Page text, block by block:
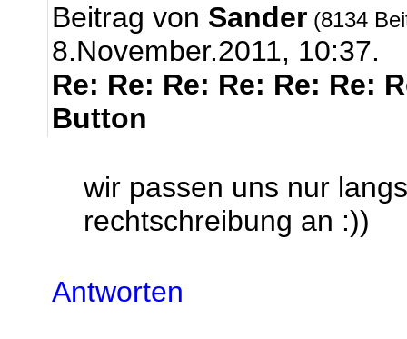
Beitrag von Sander (8134
8.November.2011, 10:37.
Re: Re: Re: Re: Re: Re:
Button
wir passen uns nur
rechtschreibung an :))
Antworten